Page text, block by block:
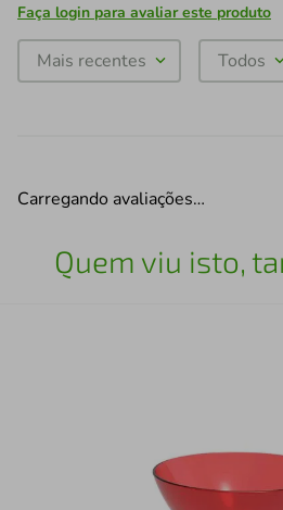
Faça login para avaliar este produto
Mais recentes Todos
Carregando avaliações…
Quem viu isto,